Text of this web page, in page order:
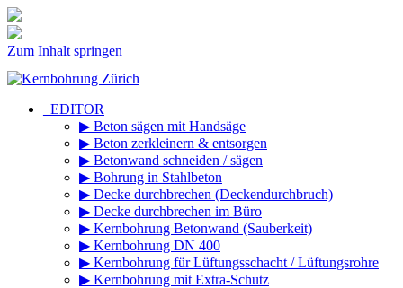
Zum Inhalt springen
_EDITOR
▶ Beton sägen mit Handsäge
▶ Beton zerkleinern & entsorgen
▶ Betonwand schneiden / sägen
▶ Bohrung in Stahlbeton
▶ Decke durchbrechen (Deckendurchbruch)
▶ Decke durchbrechen im Büro
▶ Kernbohrung Betonwand (Sauberkeit)
▶ Kernbohrung DN 400
▶ Kernbohrung für Lüftungsschacht / Lüftungsrohre
▶ Kernbohrung mit Extra-Schutz